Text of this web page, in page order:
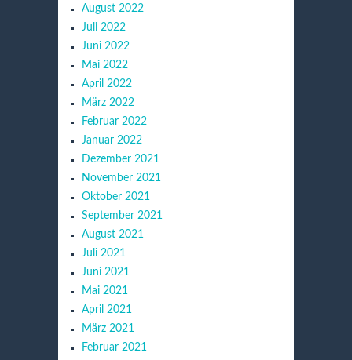
August 2022
Juli 2022
Juni 2022
Mai 2022
April 2022
März 2022
Februar 2022
Januar 2022
Dezember 2021
November 2021
Oktober 2021
September 2021
August 2021
Juli 2021
Juni 2021
Mai 2021
April 2021
März 2021
Februar 2021